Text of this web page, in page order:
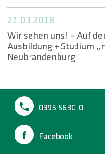
HOTLINES
Suche
22.03.2018
Wir sehen uns! – Auf
Ausbildung + Studium
Neubrandenburg
0395 5630-0
Facebook